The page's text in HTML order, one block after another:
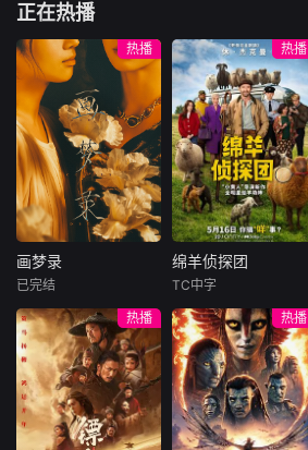
出柜、确认恋爱之
后 他们变成了自己
偶像的“头号粉
丝”，甚至可以说是
“追星式恋人”（fan
boy/fangirl自己的
对象） 但如果只是
“追男/女朋友”还算
好，问题是他们居
然也在追别的艺人
—— 那谁才会在他
们心里回归时成为
“第一本命（mai
就读于职业中学培
训部的花季女生苏
琳（黄杨钿甜
饰），虽自小被父
母忽视，在艰苦环
境中长大，但她始
终刻苦学习，憧憬
未来。为此，苏琳
苦练口语并争取到
了英文朗诵剧中小
美人鱼的角色，却
不想遭到同学马娜
（段钰饰）的
肆发行伪钞，肆意
扰乱根据地金融秩
序、掠夺战略物
资。为守住敌后经
济命脉，我党革命
干部高景波、徐邵
梁等人临危受命，
在太行山根据地秘
密筹备冀南银行。
民间印钞手艺人张
宝田深受革命精神
感召，挺身
正在热播
热播
画梦录
林柏叡
民国的上海滩，身
怀绝技的孤女画师
许雁真，意外与身
陷危局的融汇银行
总账姜心羽产生交
画梦录
已完结
热播
绵羊侦探团
尼可拉斯·博朗
尼古拉斯·加利齐纳
牧羊人乔治
（休·杰克曼饰）最
爱给羊群读侦探小
说，没想到自己有
绵羊侦探团
TC中字
热播
热播